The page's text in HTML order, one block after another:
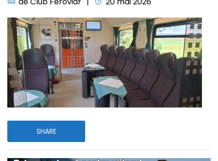
SHARE